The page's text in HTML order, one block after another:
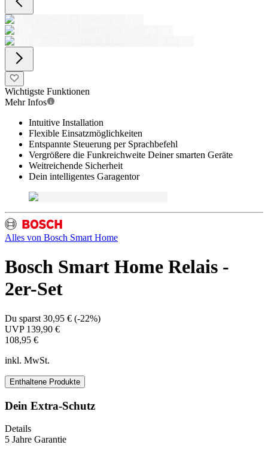
Wichtigste Funktionen
Mehr Infos
Intuitive Installation
Flexible Einsatzmöglichkeiten
Entspannte Steuerung per Sprachbefehl
Vergrößere die Funkreichweite Deiner smarten Geräte
Weitreichende Sicherheit
Dein intelligentes Garagentor
Alles von Bosch Smart Home
Bosch Smart Home Relais -
2er-Set
Du sparst 30,95 € (-22%)
UVP 139,90 €
108,95 €
inkl. MwSt.
Enthaltene Produkte
Dein Extra-Schutz
Details
5 Jahre Garantie